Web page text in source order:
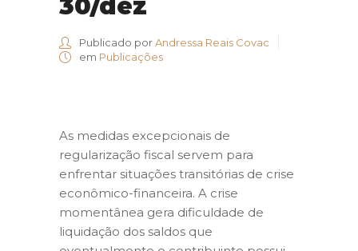
30/dez
Publicado porAndressa Reais Covac
em Publicações
As medidas excepcionais de
regularização fiscal servem para
enfrentar situações transitórias de crise
econômico-financeira. A crise
momentânea gera dificuldade de
liquidação dos saldos que